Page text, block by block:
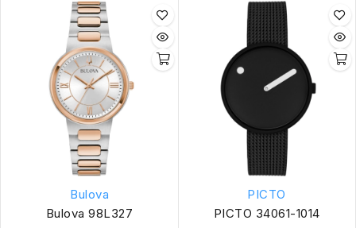
Bulova
Bulova 98L327
PICTO
PICTO 34061-1014